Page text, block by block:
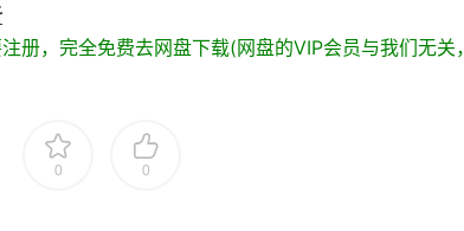
册，完全免费去网盘下载(网盘的VIP会员与我们无关，
0 0